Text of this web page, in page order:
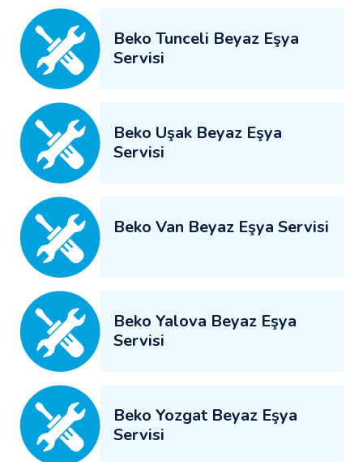
Beko Tunceli Beyaz Eşya
Servisi
Beko Uşak Beyaz Eşya
Servisi
Beko Van Beyaz Eşya Servisi
Beko Yalova Beyaz Eşya
Servisi
Beko Yozgat Beyaz Eşya
Servisi